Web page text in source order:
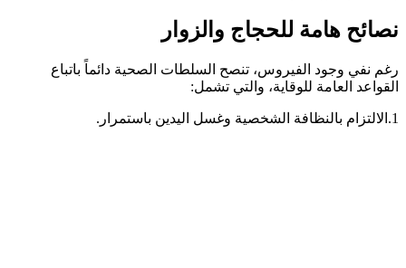
نصائح هامة للحجاج والزوار
رغم نفي وجود الفيروس، تنصح السلطات الصحية دائماً باتباع
القواعد العامة للوقاية، والتي تشمل:
1.الالتزام بالنظافة الشخصية وغسل اليدين باستمرار.